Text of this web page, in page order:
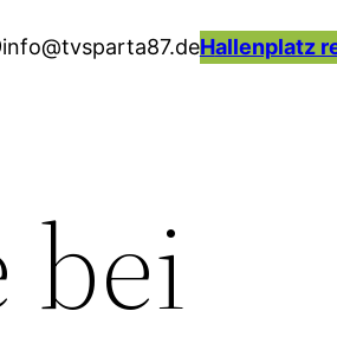
info@tvsparta87.deHallenplatz
bei